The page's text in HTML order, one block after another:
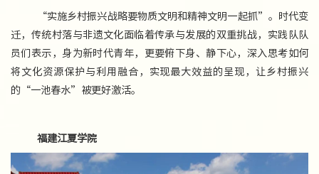
“实施乡村振兴战略要物质文明和精神文明一起抓”。时代变
迁，传统村落与非遗文化面临着传承与发展的双重挑战，实践队队
员们表示，身为新时代青年，更要俯下身、静下心，深入思考如何
将文化资源保护与利用融合，实现最大效益的呈现，让乡村振兴
的“一池春水”被更好激活。
福建江夏学院